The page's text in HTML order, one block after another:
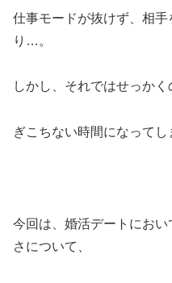
仕事モードが抜けず、相
り…。
しかし、それではせっかく
ぎこちない時間になってし
今回は、婚活デートにお
さについて、